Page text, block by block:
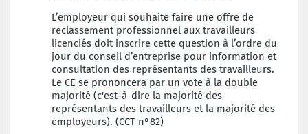
L’employeur qui souhaite faire une offre de
reclassement professionnel aux travailleurs
licenciés doit inscrire cette question à l’ordre du
jour du conseil d’entreprise pour information et
consultation des représentants des travailleurs.
Le CE se prononcera par un vote à la double
majorité (c'est-à-dire la majorité des
représentants des travailleurs et la majorité des
employeurs). (CCT n°82)